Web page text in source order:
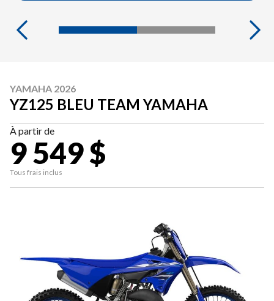
YAMAHA 2026
YZ125 BLEU TEAM YAMAHA
À partir de
9 549 $
Tous frais inclus